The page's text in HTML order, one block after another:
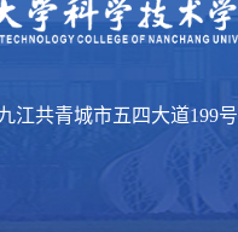
江共青城市五四大道199号